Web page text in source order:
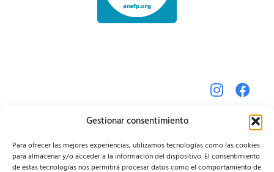
Gestionar consentimiento
Para ofrecer las mejores experiencias, utilizamos tecnologías como las cookies
para almacenar y/o acceder a la información del dispositivo. El consentimiento
de estas tecnologías nos permitirá procesar datos como el comportamiento de